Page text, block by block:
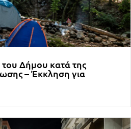
Δήμου κατά της
– Έκκληση για